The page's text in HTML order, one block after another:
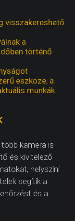
visszakereshető
a
történő
eszköze, a
munkák
kamera is
és kivitelező
helyszíni
segítik a
és a